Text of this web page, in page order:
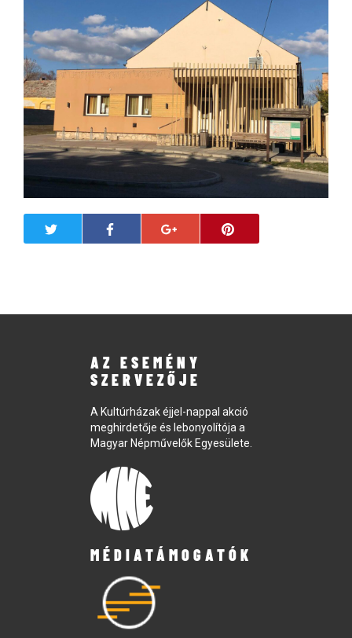
AZ ESEMÉNY
SZERVEZŐJE
A Kultúrházak éjjel-nappal akció
meghirdetője és lebonyolítója a
Magyar Népművelők Egyesülete.
MÉDIATÁMOGATÓK